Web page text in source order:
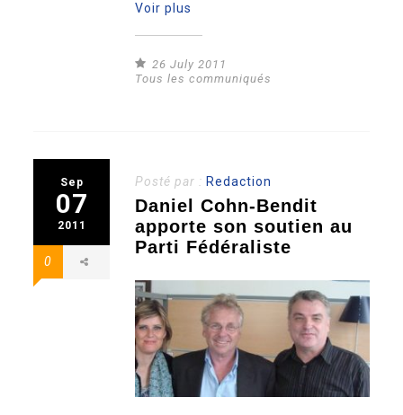
Voir plus
26 July 2011
Tous les communiqués
Sep
07
2011
0
Posté par : Redaction
Daniel Cohn-Bendit
apporte son soutien au
Parti Fédéraliste